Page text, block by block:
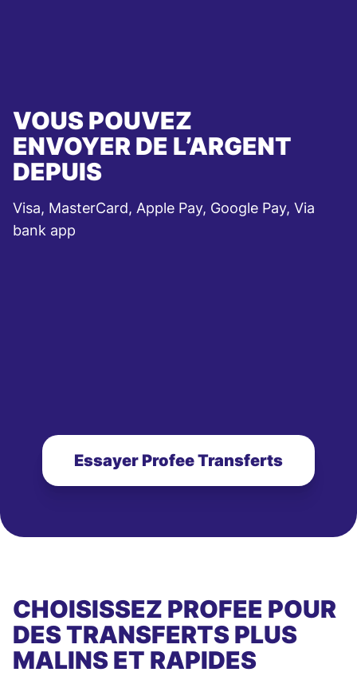
VOUS POUVEZ
ENVOYER DE L’ARGENT
DEPUIS
Visa, MasterCard, Apple Pay, Google Pay, Via
bank app
Essayer Profee Transferts
CHOISISSEZ PROFEE POUR
DES TRANSFERTS PLUS
MALINS ET RAPIDES